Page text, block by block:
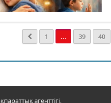
1 ... 39 40
агенттігі.